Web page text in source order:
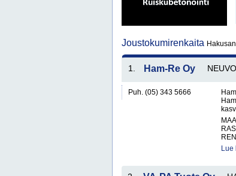
Joustokumirenkaita
1. Ham-Re Oy
Puh. (05) 343 5666
Lue